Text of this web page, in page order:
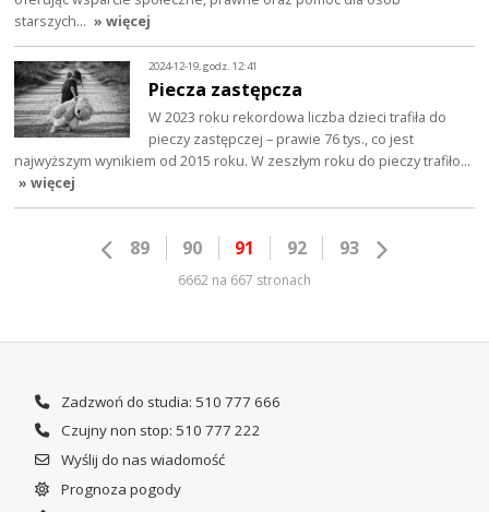
starszych… » więcej
2024-12-19, godz. 12:41
Piecza zastępcza
W 2023 roku rekordowa liczba dzieci trafiła do
pieczy zastępczej – prawie 76 tys., co jest
najwyższym wynikiem od 2015 roku. W zeszłym roku do pieczy trafiło…
» więcej
89 90 91 92 93
6662 na 667 stronach
Zadzwoń do studia: 510 777 666
Czujny non stop: 510 777 222
Wyślij do nas wiadomość
Prognoza pogody